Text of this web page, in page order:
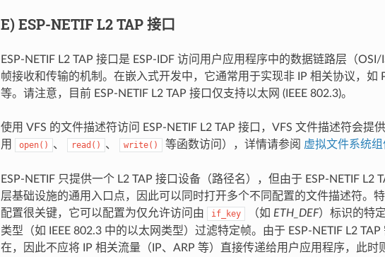
E) ESP-NETIF L2 TAP 接口
ESP-NETIF L2 TAP 接口是 ESP-IDF 访问用户应用程序中的数据链路层（
帧接收和传输的机制。在嵌入式开发中，它通常用于实现非 IP 相关协议，如
等。请注意，目前 ESP-NETIF L2 TAP 接口仅支持以太网 (IEEE 802.3)。
使用 VFS 的文件描述符访问 ESP-NETIF L2 TAP 接口，VFS 文件描述符会提
用
open() 、 read() 、 write() 等函数访问），详情请参阅 虚拟文件系统组
ESP-NETIF 只提供一个 L2 TAP 接口设备（路径名），但由于 ESP-NETIF L2
层基础设施的通用入口点，因此可以同时打开多个不同配置的文件描述符。
配置很关键，它可以配置为仅允许访问由
if_key （如 ETH_DEF）标识的特
类型（如 IEEE 802.3 中的以太网类型）过滤特定帧。由于 ESP-NETIF L2
在，因此不应将 IP 相关流量（IP、ARP 等）直接传递给用户应用程序，此时